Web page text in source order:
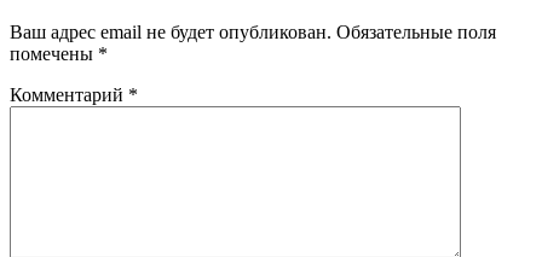
Ваш адрес email не будет опубликован. Обязательные поля
помечены *
Комментарий *